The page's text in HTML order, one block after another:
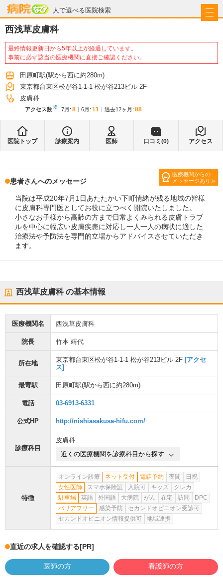
人で選べる医院検索
病院なび
西浅草皮膚科
最終情報更新日から5年以上が経過しています。
事前に必ず該当の医療機関に直接ご確認ください。
田原町駅(駅から西に約280m)
東京都台東区松が谷1-1-1 松が谷213ビル 2F
皮膚科
アクセス数※ 7月 : 8 6月 : 11 過去12ヶ月: 88
医院トップ 診療案内 医師 口コミ(0) アクセス
医療機関からの
メッセージあり
患者さんへのメッセージ
当院は平成20年7月1日あたたかい下町情緒が残る地域の皆様
に皮膚科専門医としてお役に立つべく開院いたしました。
小さなお子様から高齢の方まで日常よくみられる皮膚トラブ
ルを中心に幅広い皮膚疾患に対応し一人一人の病状に適した
治療法や予防法を専門的立場からアドバイスさせていただき
ます。
西浅草皮膚科の基本情報
医療機関名 西浅草皮膚科
院長 竹本 靖代
所在地 東京都台東区松が谷1-1-1 松が谷213ビル 2F [アクセ
ス]
最寄駅 田原町駅(駅から西に約280m)
電話 03-6913-6331
公式HP http://nishiasakusa-hifu.com/
診療科目
皮膚科
近くの医療機関を診療科目から探す
特徴
オンライン診療 ネット受付 電話予約 夜間
日祝
女性医師
スマホ保険証 入院可 キッズ
クレカ
駐車場
英語 外国語 大病院 がん 在宅 訪問
DPC
バリアフリー
感染予防
セカンドオピニオン受診可
セカンドオピニオン情報提供可
地域連携
直近の求人を確認する[PR]
医師の方 看護師の方